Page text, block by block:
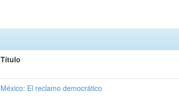
Título
México: El reclamo democrático